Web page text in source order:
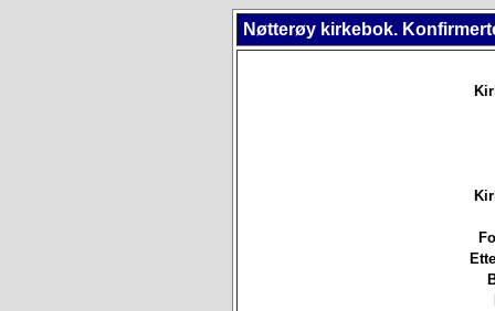
Nøtterøy kirkebok.